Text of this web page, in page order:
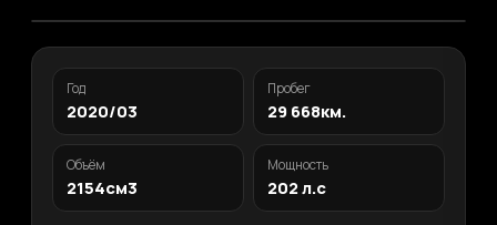
Год
2020/03
Пробег
29 668км.
Объём
2154см3
Мощность
202 л.с